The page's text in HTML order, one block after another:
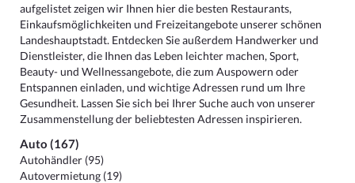
aufgelistet zeigen wir Ihnen hier die besten Restaurants,
Einkaufsmöglichkeiten und Freizeitangebote unserer schönen
Landeshauptstadt. Entdecken Sie außerdem Handwerker und
Dienstleister, die Ihnen das Leben leichter machen, Sport,
Beauty- und Wellnessangebote, die zum Auspowern oder
Entspannen einladen, und wichtige Adressen rund um Ihre
Gesundheit. Lassen Sie sich bei Ihrer Suche auch von unserer
Zusammenstellung der beliebtesten Adressen inspirieren.
Auto (167)
Autohändler (95)
Autovermietung (19)